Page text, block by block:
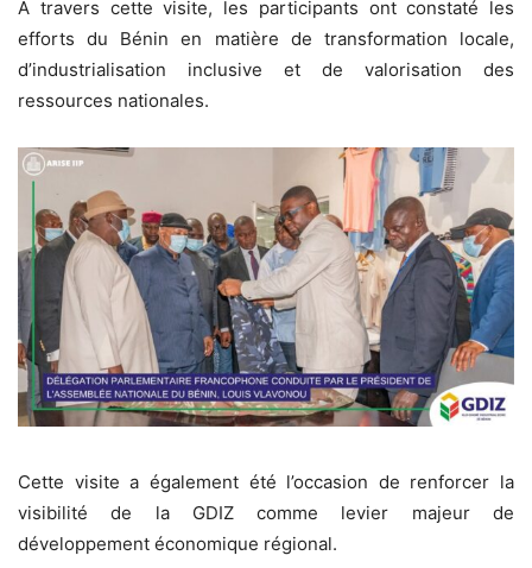
À travers cette visite, les participants ont constaté les
efforts du Bénin en matière de transformation locale,
d’industrialisation inclusive et de valorisation des
ressources nationales.
Cette visite a également été l’occasion de renforcer la
visibilité de la GDIZ comme levier majeur de
développement économique régional.